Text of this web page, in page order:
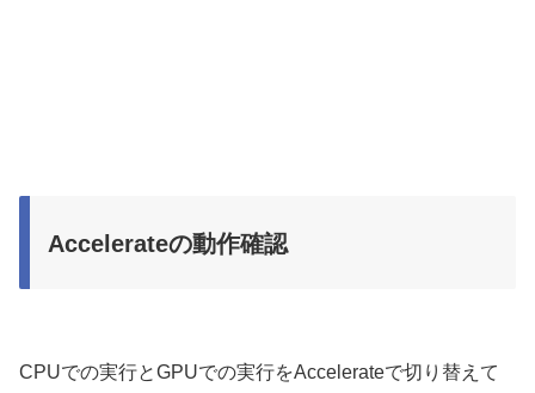
Accelerateの動作確認
CPUでの実行とGPUでの実行をAccelerateで切り替えて